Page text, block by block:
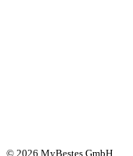
© 2026 MyBestes GmbH